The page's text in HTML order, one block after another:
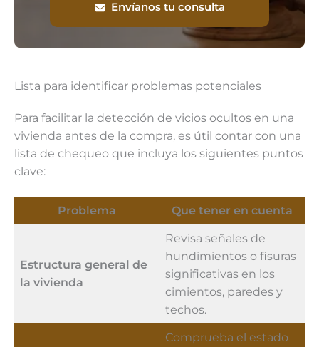
Envíanos tu consulta
Lista para identificar problemas potenciales
Para facilitar la detección de vicios ocultos en una
vivienda antes de la compra, es útil contar con una
lista de chequeo que incluya los siguientes puntos
clave:
Problema Que tener en cuenta
Estructura general de
la vivienda
Revisa señales de
hundimientos o fisuras
significativas en los
cimientos, paredes y
techos.
Comprueba el estado